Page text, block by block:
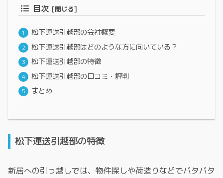
目次
松下運送引越部の会社概要
松下運送引越部はどのような方に向いている？
松下運送引越部の特徴
松下運送引越部の口コミ・評判
まとめ
松下運送引越部の特徴
新居への引っ越しでは、物件探しや荷造りなどでバタバタ